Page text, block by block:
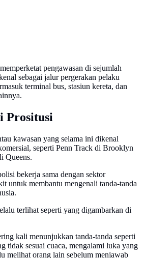
pengawasan di sejumlah
sebagai jalur pergerakan pelaku
terminal bus, stasiun kereta, dan
Prositusi
kawasan yang selama ini dikenal
seperti Penn Track di Brooklyn
Queens.
bekerja sama dengan sektor
untuk membantu mengenali tanda-tanda
terlihat seperti yang digambarkan di
kali menunjukkan tanda-tanda seperti
tidak sesuai cuaca, mengalami luka yang
melihat orang lain sebelum menjawab